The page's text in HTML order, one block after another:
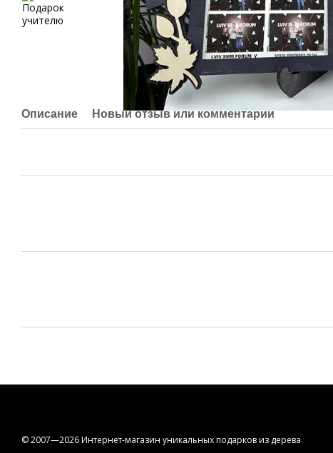
Описание Новый отзыв или комментарий
© 2007—2026 Интернет-магазин уникальных подарков из дерева